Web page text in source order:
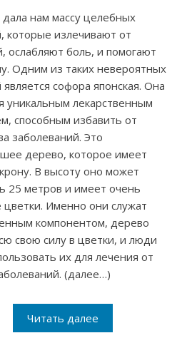
нам массу целебных
которые излечивают от
ослабляют боль, и помогают
Одним из таких невероятных
является софора японская. Она
уникальным лекарственным
способным избавить от
заболеваний. Это
дерево, которое имеет
В высоту оно может
25 метров и имеет очень
цветки. Именно они служат
компонентом, дерево
свою силу в цветки, и люди
их для лечения от
(далее…)
Читать далее